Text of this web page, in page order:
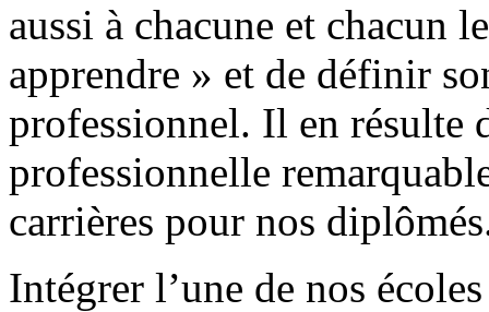
aussi à chacune et chacun
apprendre » et de définir
professionnel. Il en résulte
professionnelle
carrières pour nos
Intégrer l’une de nos